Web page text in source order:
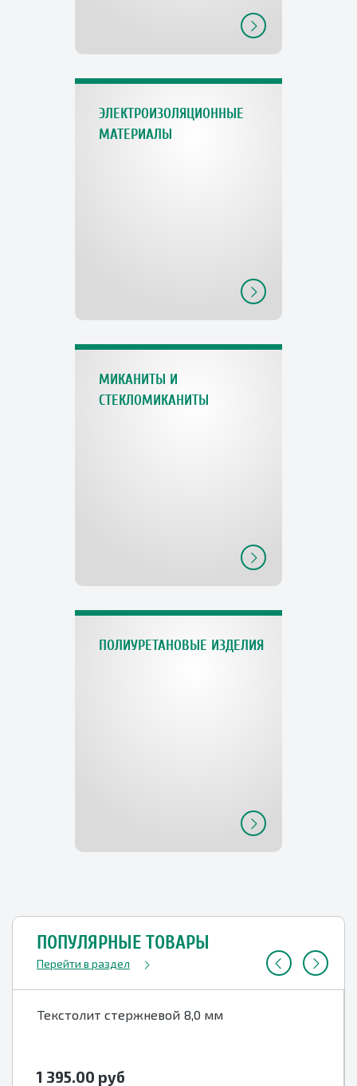
ЭЛЕКТРОИЗОЛЯЦИОННЫЕ
МАТЕРИАЛЫ
МИКАНИТЫ И
СТЕКЛОМИКАНИТЫ
ПОЛИУРЕТАНОВЫЕ ИЗДЕЛИЯ
ПОПУЛЯРНЫЕ ТОВАРЫ
Перейти в раздел
Текстолит стержневой 8,0 мм
1 395.00 руб